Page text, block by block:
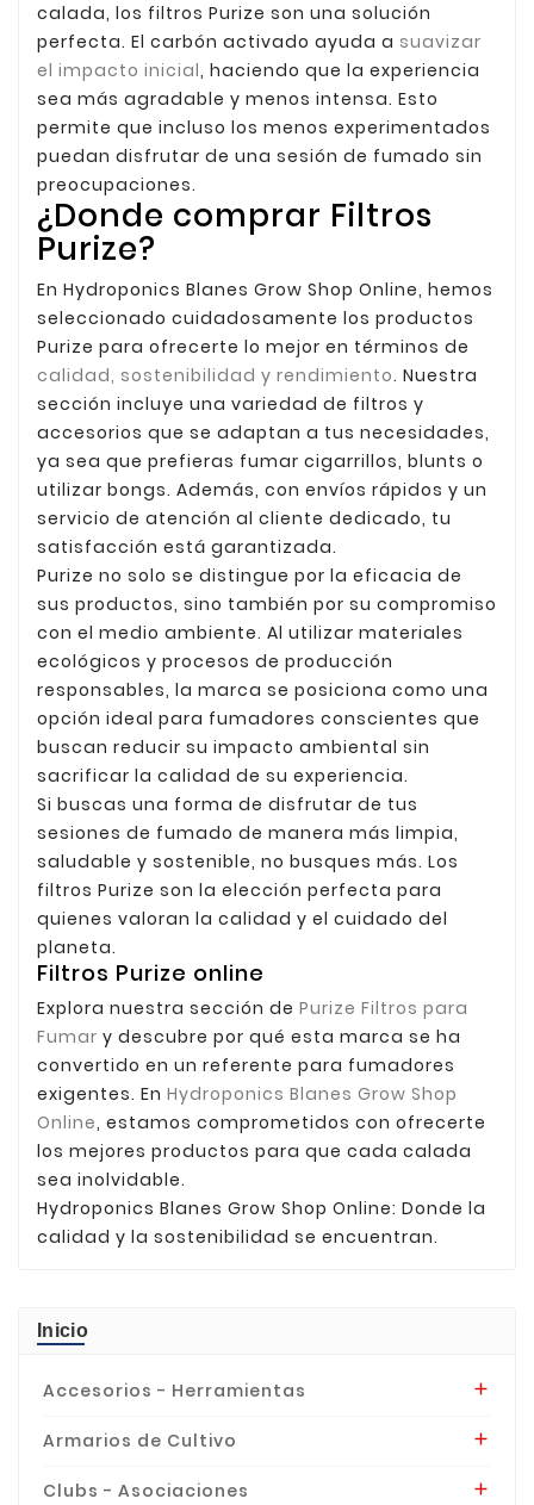
calada, los filtros Purize son una solución
perfecta. El carbón activado ayuda a suavizar
el impacto inicial, haciendo que la experiencia
sea más agradable y menos intensa. Esto
permite que incluso los menos experimentados
puedan disfrutar de una sesión de fumado sin
preocupaciones.
¿Donde comprar Filtros
Purize?
En Hydroponics Blanes Grow Shop Online, hemos
seleccionado cuidadosamente los productos
Purize para ofrecerte lo mejor en términos de
calidad, sostenibilidad y rendimiento. Nuestra
sección incluye una variedad de filtros y
accesorios que se adaptan a tus necesidades,
ya sea que prefieras fumar cigarrillos, blunts o
utilizar bongs. Además, con envíos rápidos y un
servicio de atención al cliente dedicado, tu
satisfacción está garantizada.
Purize no solo se distingue por la eficacia de
sus productos, sino también por su compromiso
con el medio ambiente. Al utilizar materiales
ecológicos y procesos de producción
responsables, la marca se posiciona como una
opción ideal para fumadores conscientes que
buscan reducir su impacto ambiental sin
sacrificar la calidad de su experiencia.
Si buscas una forma de disfrutar de tus
sesiones de fumado de manera más limpia,
saludable y sostenible, no busques más. Los
filtros Purize son la elección perfecta para
quienes valoran la calidad y el cuidado del
planeta.
Filtros Purize online
Explora nuestra sección de Purize Filtros para
Fumar y descubre por qué esta marca se ha
convertido en un referente para fumadores
exigentes. En Hydroponics Blanes Grow Shop
Online, estamos comprometidos con ofrecerte
los mejores productos para que cada calada
sea inolvidable.
Hydroponics Blanes Grow Shop Online: Donde la
calidad y la sostenibilidad se encuentran.
Inicio
Accesorios - Herramientas 
Armarios de Cultivo 
Clubs - Asociaciones 